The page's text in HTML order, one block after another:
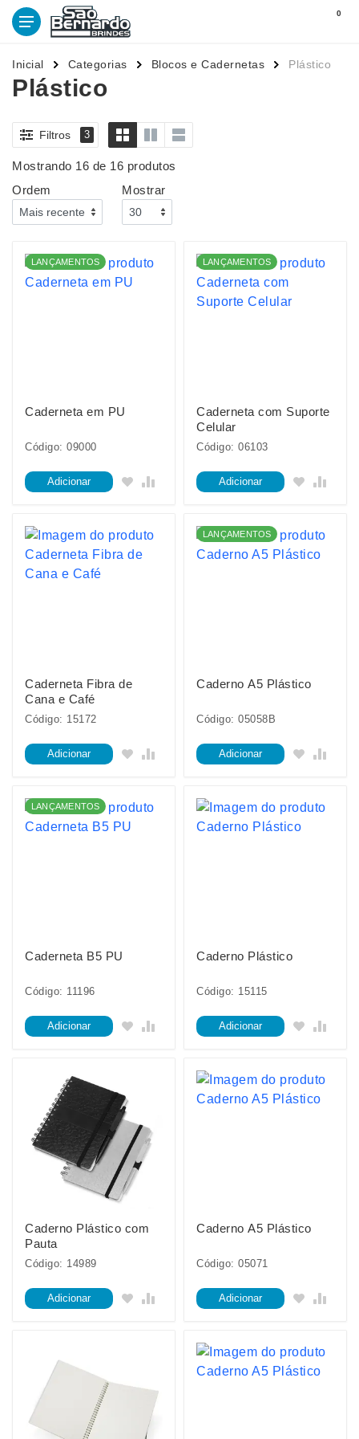
0
Inicial Categorias Blocos e Cadernetas Plástico
Plástico
Filtros 3
Mostrando 16 de 16 produtos
Ordem
Mostrar
LANÇAMENTOS
Caderneta em PU
Código: 09000
Adicionar
LANÇAMENTOS
Caderneta com Suporte
Celular
Código: 06103
Adicionar
Caderneta Fibra de
Cana e Café
Código: 15172
Adicionar
LANÇAMENTOS
Caderno A5 Plástico
Código: 05058B
Adicionar
LANÇAMENTOS
Caderneta B5 PU
Código: 11196
Adicionar
Caderno Plástico
Código: 15115
Adicionar
Caderno Plástico com
Pauta
Código: 14989
Adicionar
Caderno A5 Plástico
Código: 05071
Adicionar